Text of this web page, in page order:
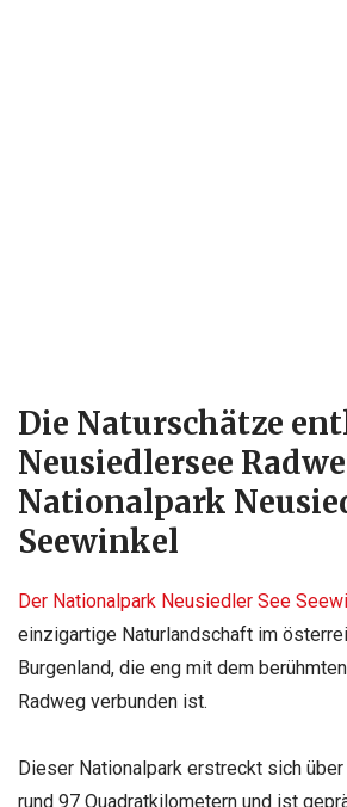
Die Naturschätze
Neusiedlersee
Nationalpark
Seewinkel
Der Nationalpark Neusiedler See
einzigartige Naturlandschaft im
Burgenland, die eng mit dem
Radweg verbunden ist.
Dieser Nationalpark erstreckt sich
rund 97 Quadratkilometern und ist